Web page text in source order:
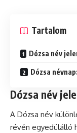
Tartalom
Dózsa név
Dózsa
Dózsa név
A Dózsa név
révén egyedülálló